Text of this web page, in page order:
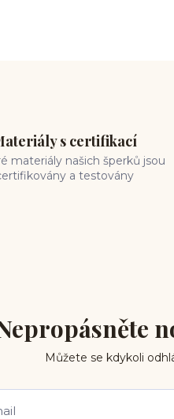
s certifikací
materiály našich šperků jsou
a testovány
Můžete se kdykoli